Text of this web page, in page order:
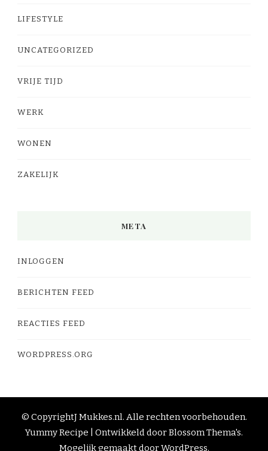
LIFESTYLE
UNCATEGORIZED
VRIJE TIJD
WERK
WONEN
ZAKELIJK
META
INLOGGEN
BERICHTEN FEED
REACTIES FEED
WORDPRESS.ORG
© CopyrightJMukkes.nl. Alle rechten voorbehouden.
Yummy Recipe | Ontwikkeld doorBlossom Thema's.
Mogelijk gemaakt doorWordPress.